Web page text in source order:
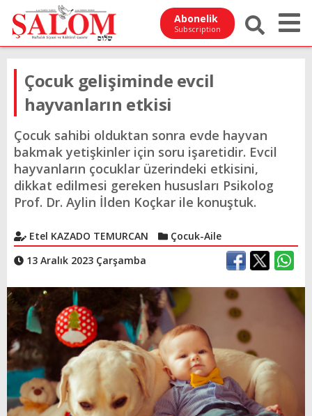
Abonelik
Subscription
Çocuk gelişiminde evcil
hayvanların etkisi
Çocuk sahibi olduktan sonra evde hayvan
bakmak yetişkinler için soru işaretidir. Evcil
hayvanların çocuklar üzerindeki etkisini,
dikkat edilmesi gereken hususları Psikolog
Prof. Dr. Aylin İlden Koçkar ile konuştuk.
Etel KAZADO TEMURCAN
Çocuk-Aile
13 Aralık 2023 Çarşamba